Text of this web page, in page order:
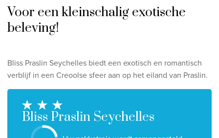
Bekijk alle vliegvakanties
Unieke rondreizen
8-daagse Emiraten Ontdekkingsreis
Fly & Drive - Kleuren van Yucatan
Ontdekking Sri Lanka
Bekijk alle rondreizen
Voor een kleinschalig exotische
beleving!
​Bliss Praslin Seychelles biedt een exotisch en romantisch
verblijf in een Creoolse sfeer aan op het eiland van Praslin.
Bliss Praslin Seychelles